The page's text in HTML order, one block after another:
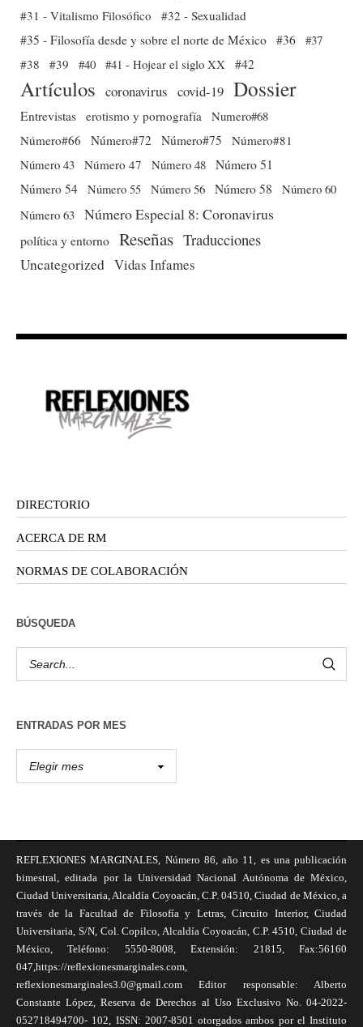
#31 - Vitalismo Filosófico
#32 - Sexualidad
#35 - Filosofía desde y sobre el norte de México #36 #37
#38
#39 #40 #41 - Hojear el siglo XX #42
Artículos coronavirus covid-19 Dossier
Entrevistas erotismo y pornografía
Numero#68
Número#66
Número#72 Número#75
Número#81
Número 43 Número 47 Número 48 Número 51
Número 54 Número 55 Número 56 Número 58
Número 60
Número 63 Número Especial 8: Coronavirus
política y entorno Reseñas Traducciones
Uncategorized Vidas Infames
DIRECTORIO
ACERCA DE RM
NORMAS DE COLABORACIÓN
BÚSQUEDA
ENTRADAS POR MES
REFLEXIONES MARGINALES, Número 86, año 11, es una publicación
bimestral, editada por la Universidad Nacional Autónoma de México,
Ciudad Universitaria, Alcaldía Coyoacán, C.P. 04510, Ciudad de México, a
través de la Facultad de Filosofía y Letras, Circuito Interior, Ciudad
Universitaria, S/N, Col. Copilco, Alcaldía Coyoacán, C.P. 4510, Ciudad de
México, Teléfono: 5550-8008, Extensión: 21815, Fax:56160
047,https://reflexionesmarginales.com,
reflexionesmarginales3.0@gmail.com Editor responsable: Alberto
Constante López, Reserva de Derechos al Uso Exclusivo No. 04-2022-
052718494700- 102, ISSN: 2007-8501 otorgados ambos por el Instituto